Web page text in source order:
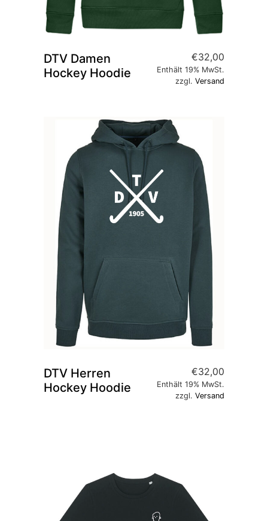
DTV Damen
Hockey Hoodie
€32,00
Enthält 19% MwSt.
zzgl.Versand
DTV Herren
Hockey Hoodie
€32,00
Enthält 19% MwSt.
zzgl.Versand